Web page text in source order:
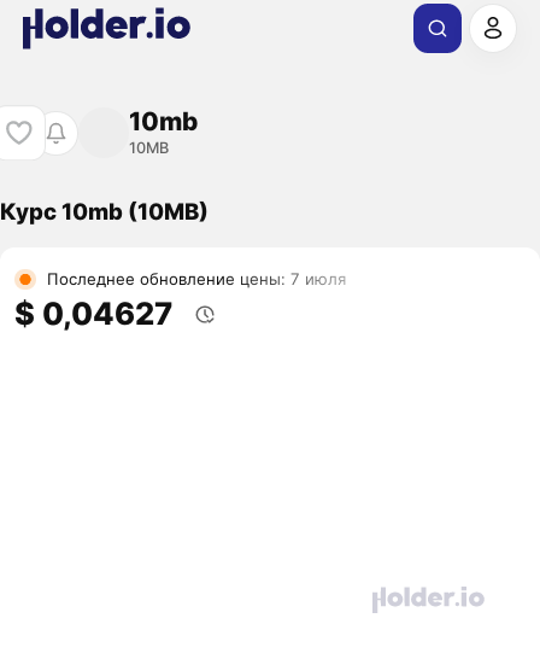
10mb
10MB
Курс 10mb (10MB)
Последнее обновление цены: 7 июля
$ 0,04627